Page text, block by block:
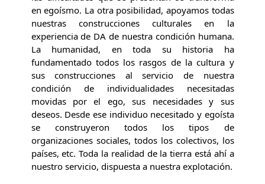
en egoísmo. La otra posibilidad, apoyamos todas
nuestras construcciones culturales en la
experiencia de DA de nuestra condición humana.
La humanidad, en toda su historia ha
fundamentado todos los rasgos de la cultura y
sus construcciones al servicio de nuestra
condición de individualidades necesitadas
movidas por el ego, sus necesidades y sus
deseos. Desde ese individuo necesitado y egoísta
se construyeron todos los tipos de
organizaciones sociales, todos los colectivos, los
países, etc. Toda la realidad de la tierra está ahí a
nuestro servicio, dispuesta a nuestra explotación.